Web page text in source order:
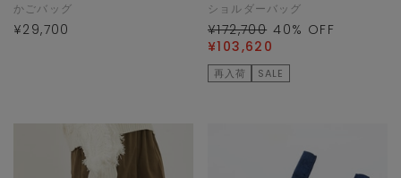
かごバッグ
¥29,700
ショルダーバッグ
¥172,700 40% OFF
¥103,620
再入荷 SALE